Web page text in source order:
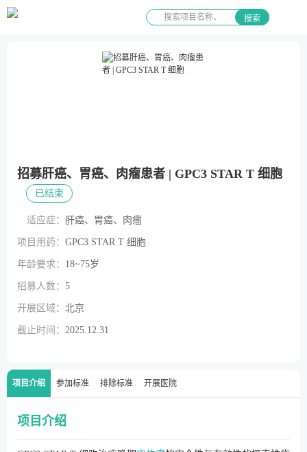
搜索
招募肝癌、胃癌、肉瘤患者 | GPC3 STAR T 细胞
已结束
适应症： 肝癌、胃癌、肉瘤
项目用药： GPC3 STAR T 细胞
年龄要求： 18~75岁
招募人数： 5
开展区域： 北京
截止时间： 2025.12.31
项目介绍 参加标准 排除标准 开展医院
项目介绍